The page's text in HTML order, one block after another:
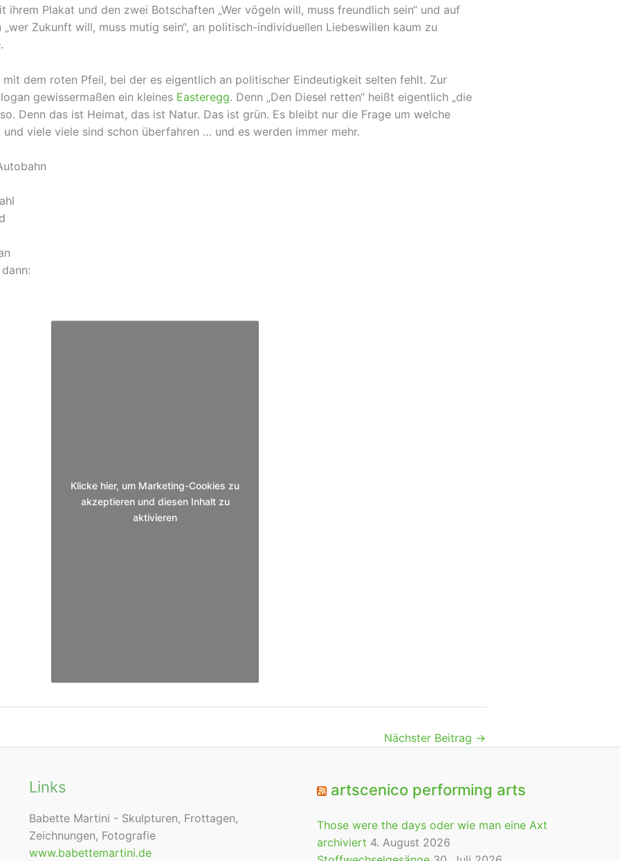
ihrem Plakat und den zwei Botschaften „Wer vögeln will, muss freundlich sein“ und auf
Zukunft will, muss mutig sein“, an politisch-individuellen Liebeswillen kaum zu
dem roten Pfeil, bei der es eigentlich an politischer Eindeutigkeit selten fehlt. Zur
gewissermaßen ein kleines Easteregg. Denn „Den Diesel retten“ heißt eigentlich „die
Denn das ist Heimat, das ist Natur. Das ist grün. Es bleibt nur die Frage um welche
viele viele sind schon überfahren … und es werden immer mehr.
Klicke hier, um Marketing-Cookies zu
akzeptieren und diesen Inhalt zu
aktivieren
Nächster Beitrag →
Links
Babette Martini - Skulpturen, Frottagen,
Zeichnungen, Fotografie
www.babettemartini.de
artscenico performing arts
Those were the days oder wie man eine Axt
archiviert 4. August 2026